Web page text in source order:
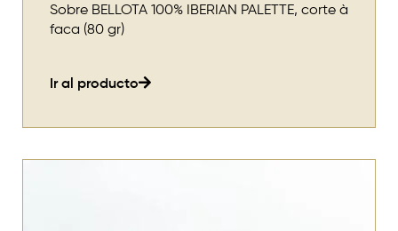
Sobre BELLOTA 100% IBERIAN PALETTE, corte à
faca (80 gr)
Ir al producto